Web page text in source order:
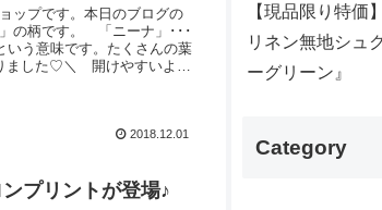
ップです。本日のブログの
の柄です。 「ニーナ」･･･
う意味です。たくさんの葉
ました♡＼ 開けやすいよう
2018.12.01
プリントが登場♪
【現品限り特価
リネン無地シュ
ーグリーン』
Category